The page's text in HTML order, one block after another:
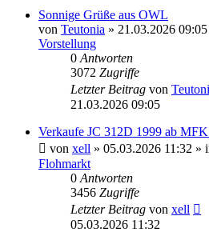
Sonnige Grüße aus OWL
von Teutonia » 21.03.2026
Vorstellung
0 Antworten
3072 Zugriffe
Letzter Beitrag von
21.03.2026 09:05
Verkaufe JC 312D 1999 ab
von xell » 05.03.2026 11:32 »
Flohmarkt
0 Antworten
3456 Zugriffe
Letzter Beitrag von xell
05.03.2026 11:32